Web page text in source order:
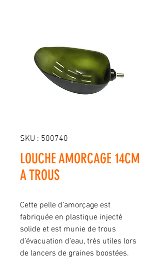
SKU : 500740
LOUCHE AMORCAGE 14CM
A TROUS
Cette pelle d’amorçage est
fabriquée en plastique injecté
solide et est munie de trous
d’évacuation d’eau, très utiles lors
de lancers de graines boostées.